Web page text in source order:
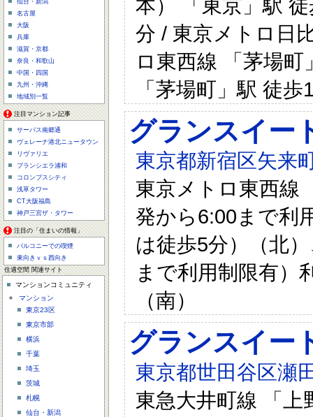
本） 「東京」駅
分 / 東京メトロ日
ロ東西線 「茅場
「茅場町」駅 徒歩
グランスイー
東京都新宿区矢来
東京メトロ東西線
発から6:00まで利
は徒歩5分）（北
まで利用制限有）
（南）
グランスイー
東京都世田谷区瀬
東急大井町線 「上
仙台・新潟
名古屋
大阪
兵庫
滋賀・京都
奈良・和歌山
中国・四国
九州・沖縄
地域別一覧
注目マンション記事
サーパス南郷通
ヴェレーナ港北ニュータウン
リヴァリエ
ブランシエラ浦和
コロンブスシティ
浅草タワー
CT大阪福島
神戸三宮ザ・タワー
注目の「住まいの情報」
バルコニーでの喫煙
東向きｖｓ西向き
住適空間 関連サイト
マンションコミュニティ
マンション
東京23区
東京市部
横浜
千葉
埼玉
茨城
札幌
仙台・新潟